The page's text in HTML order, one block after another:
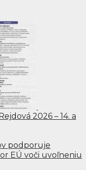
2026 – 14. a
podporuje
EÚ voči uvoľneniu